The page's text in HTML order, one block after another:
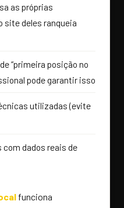
as próprias
site deles ranqueia
“primeira posição no
pode garantir isso
utilizadas (evite
dados reais de
funciona